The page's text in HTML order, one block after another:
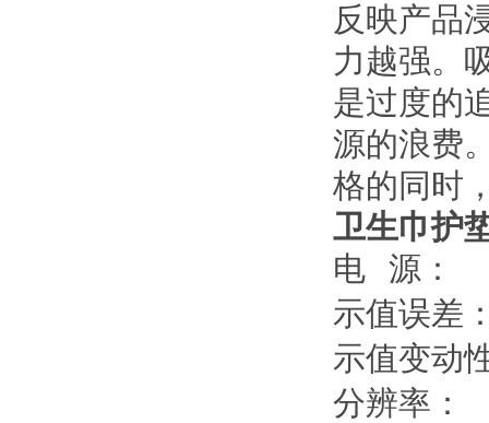
反映产品
力越强。
是过度的
源的浪费
格的同时
卫生巾护
电
源：
示值误差
示值变动
分辨率：